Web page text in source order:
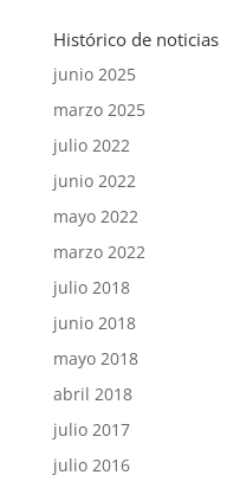
Histórico de noticias
junio 2025
marzo 2025
julio 2022
junio 2022
mayo 2022
marzo 2022
julio 2018
junio 2018
mayo 2018
abril 2018
julio 2017
julio 2016